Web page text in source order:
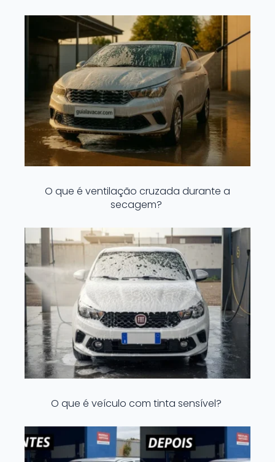
O que é ventilação cruzada durante a
secagem?
O que é veículo com tinta sensível?